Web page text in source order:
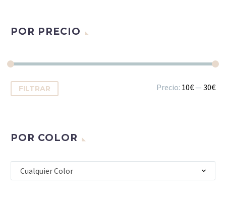
POR PRECIO
Precio
mínimo
Precio
máximo
FILTRAR Precio: 10€— 30€
POR COLOR
Cualquier Color